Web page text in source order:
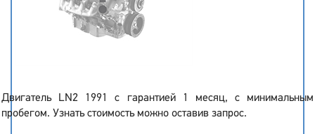
Двигатель LN2 1991 с гарантией 1 месяц, с минимальным
пробегом. Узнать стоимость можно оставив запрос.